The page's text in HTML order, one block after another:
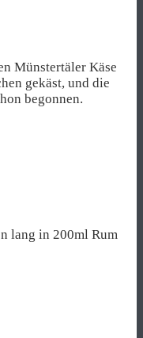
Münstertäler Käse
gekäst, und die
begonnen.
lang in 200ml Rum